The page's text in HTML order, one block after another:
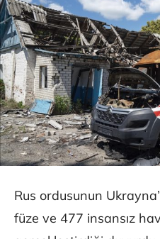
Rus ordusunun
füze ve 477 insansız